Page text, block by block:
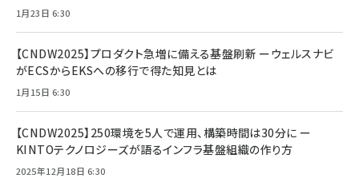
1月23日 6:30
【CNDW2025】プロダクト急増に備える基盤刷新 ーウェルスナビ
がECSからEKSへの移行で得た知見とは
1月15日 6:30
【CNDW2025】250環境を5人で運用、構築時間は30分に ー
KINTOテクノロジーズが語るインフラ基盤組織の作り方
2025年12月18日 6:30